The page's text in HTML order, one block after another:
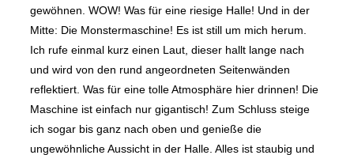
gewöhnen. WOW! Was für eine riesige Halle! Und in der
Mitte: Die Monstermaschine! Es ist still um mich herum.
Ich rufe einmal kurz einen Laut, dieser hallt lange nach
und wird von den rund angeordneten Seitenwänden
reflektiert. Was für eine tolle Atmosphäre hier drinnen! Die
Maschine ist einfach nur gigantisch! Zum Schluss steige
ich sogar bis ganz nach oben und genieße die
ungewöhnliche Aussicht in der Halle. Alles ist staubig und